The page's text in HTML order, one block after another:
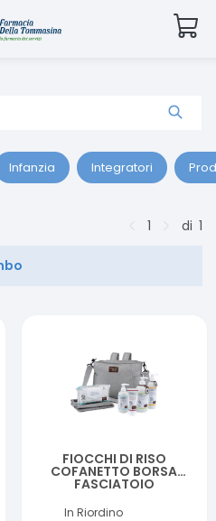
Infanzia Integratori
1 di 1
FIOCCHI DI RISO
COFANETTO BORSA
FASCIATOIO
In Riordino